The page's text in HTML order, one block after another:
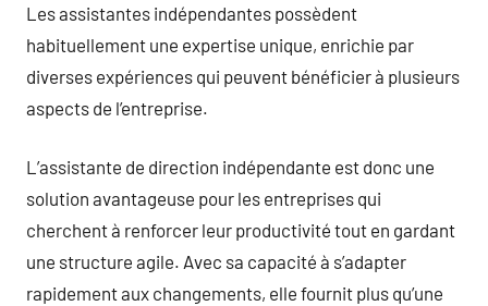
Les assistantes indépendantes possèdent
habituellement une expertise unique, enrichie par
diverses expériences qui peuvent bénéficier à plusieurs
aspects de l’entreprise.
L’assistante de direction indépendante est donc une
solution avantageuse pour les entreprises qui
cherchent à renforcer leur productivité tout en gardant
une structure agile. Avec sa capacité à s’adapter
rapidement aux changements, elle fournit plus qu’une